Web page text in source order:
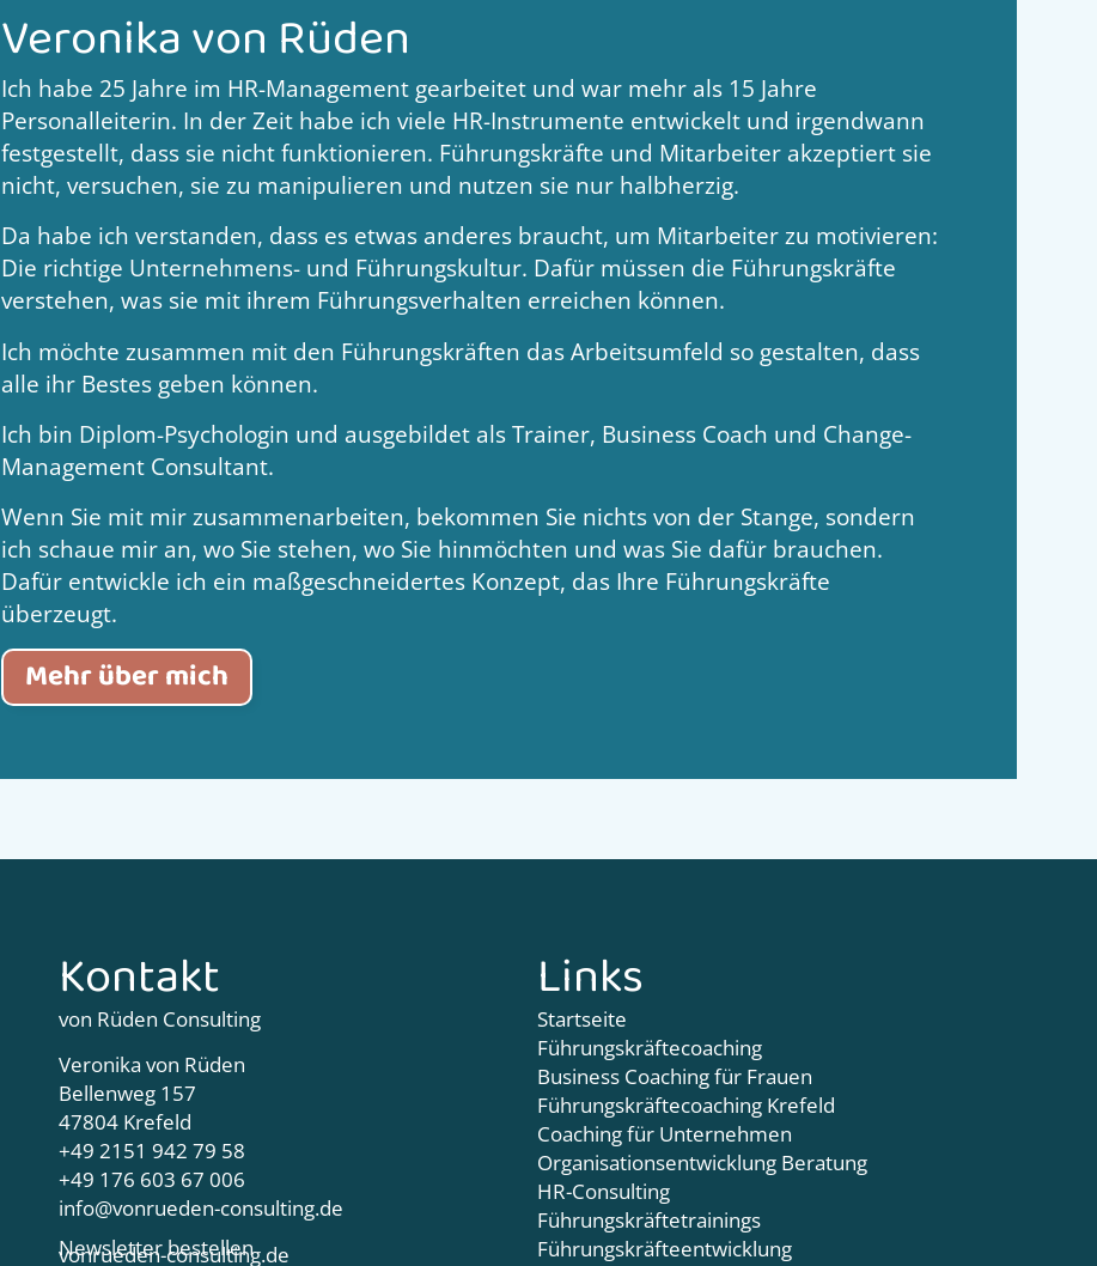
Veronika von Rüden
Ich habe 25 Jahre im HR-Management gearbeitet und war mehr als 15 Jahre
Personalleiterin. In der Zeit habe ich viele HR-Instrumente entwickelt und irgendwann
festgestellt, dass sie nicht funktionieren. Führungskräfte und Mitarbeiter akzeptiert sie
nicht, versuchen, sie zu manipulieren und nutzen sie nur halbherzig.
Da habe ich verstanden, dass es etwas anderes braucht, um Mitarbeiter zu motivieren:
Die richtige Unternehmens- und Führungskultur. Dafür müssen die Führungskräfte
verstehen, was sie mit ihrem Führungsverhalten erreichen können.
Ich möchte zusammen mit den Führungskräften das Arbeitsumfeld so gestalten, dass
alle ihr Bestes geben können.
Ich bin Diplom-Psychologin und ausgebildet als Trainer, Business Coach und Change-
Management Consultant.
Wenn Sie mit mir zusammenarbeiten, bekommen Sie nichts von der Stange, sondern
ich schaue mir an, wo Sie stehen, wo Sie hinmöchten und was Sie dafür brauchen.
Dafür entwickle ich ein maßgeschneidertes Konzept, das Ihre Führungskräfte
überzeugt.
Mehr über mich
Kontakt
von Rüden Consulting
Veronika von Rüden
Bellenweg 157
47804 Krefeld
+49 2151 942 79 58
+49 176 603 67 006
info@vonrueden-consulting.de
vonrueden-consulting.de
Newsletter bestellen
Links
Startseite
Führungskräftecoaching
Business Coaching für Frauen
Führungskräftecoaching Krefeld
Coaching für Unternehmen
Organisationsentwicklung Beratung
HR-Consulting
Führungskräftetrainings
Führungskräfteentwicklung